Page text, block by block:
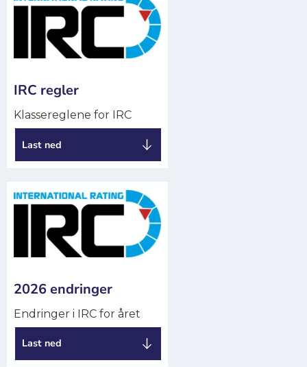
IRC regler
Klassereglene for IRC
Last ned
2026 endringer
Endringer i IRC for året
Last ned